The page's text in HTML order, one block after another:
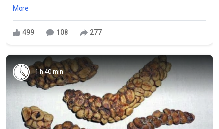
More
499 108 277
1 h 40 min